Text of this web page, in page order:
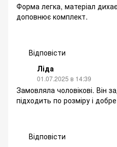
Форма легка, матеріал
доповнює комплект.
Відповісти
Ліда
01.07.2025 в 14:39
Замовляла чоловікові. Він
підходить по розміру і
Відповісти